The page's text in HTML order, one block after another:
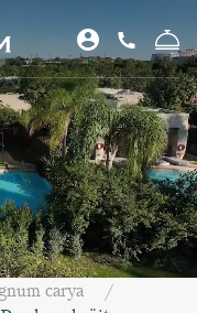
carya